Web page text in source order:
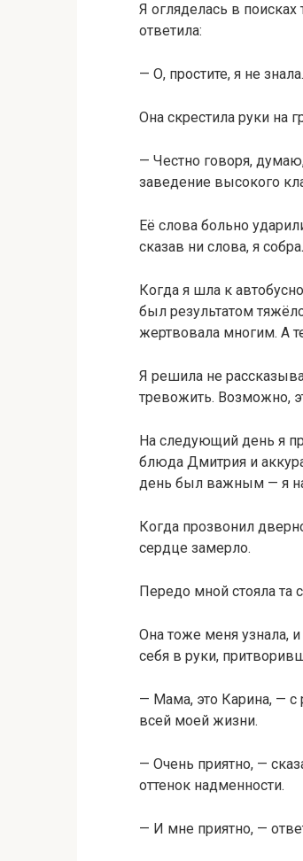
Я огляделась в
ответила:
— О, простите, я не знала.
Она скрестила руки на
— Честно говоря,
заведение высокого
Её слова больно
сказав ни слова, я
Когда я шла к
был результатом
жертвовала многим. А
Я решила не
тревожить. Возможно,
На следующий день я
блюда Дмитрия и
день был важным — я
Когда прозвонил
сердце замерло.
Передо мной стояла та
Она тоже меня узнала,
себя в руки,
— Мама, это Карина, —
всей моей жизни.
— Очень приятно, —
оттенок надменности.
— И мне приятно, —